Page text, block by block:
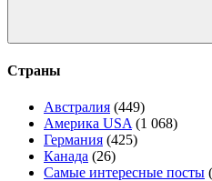
Страны
Австралия (449)
Америка USA (1 068)
Германия (425)
Канада (26)
Самые интересные посты